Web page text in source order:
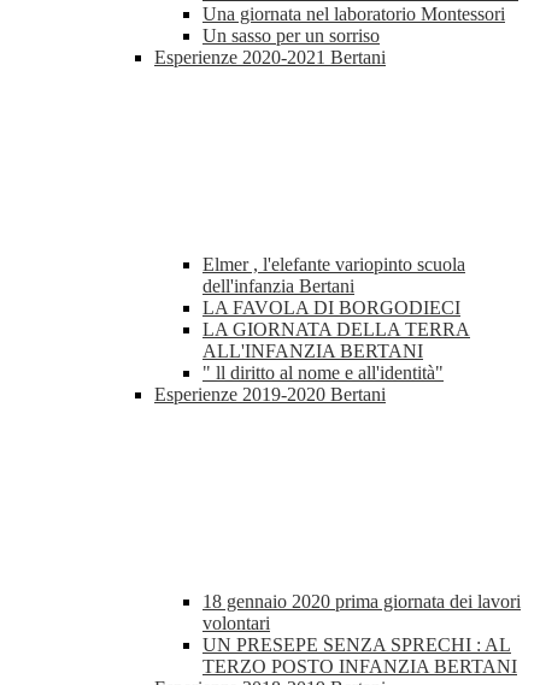
Una giornata nel laboratorio Montessori
Un sasso per un sorriso
Esperienze 2020-2021 Bertani
Elmer , l'elefante variopinto scuola
dell'infanzia Bertani
LA FAVOLA DI BORGODIECI
LA GIORNATA DELLA TERRA
ALL'INFANZIA BERTANI
" ll diritto al nome e all'identità"
Esperienze 2019-2020 Bertani
18 gennaio 2020 prima giornata dei lavori
volontari
UN PRESEPE SENZA SPRECHI : AL
TERZO POSTO INFANZIA BERTANI